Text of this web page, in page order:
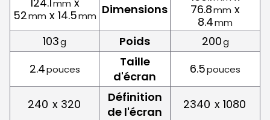
mm
52mm x 14.5mm Dimensions
76.8mm x
8.4mm
103g Poids 200g
2.4pouces
Taille
d'écran
6.5pouces
240 x 320
Définition
de l'écran
2340 x 1080